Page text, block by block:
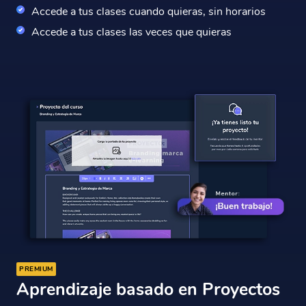
Accede a tus clases cuando quieras, sin horarios
Accede a tus clases las veces que quieras
PREMIUM
Aprendizaje basado en Proyectos